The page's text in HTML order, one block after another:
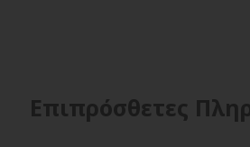
Επιπρόσθετες